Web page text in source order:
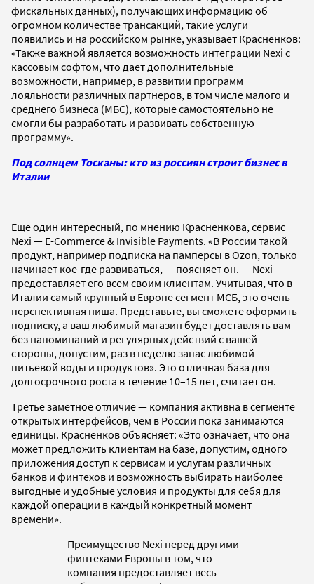
фискальных данных), получающих информацию об
огромном количестве трансакций, такие услуги
появились и на российском рынке, указывает Красненков:
«Также важной является возможность интеграции Nexi с
кассовым софтом, что дает дополнительные
возможности, например, в развитии программ
лояльности различных партнеров, в том числе малого и
среднего бизнеса (МБС), которые самостоятельно не
смогли бы разработать и развивать собственную
программу».
Под солнцем Тосканы: кто из россиян строит бизнес в
Италии
Еще один интересный, по мнению Красненкова, сервис
Nexi — E-Commerce & Invisible Payments. «В России такой
продукт, например подписка на памперсы в Ozon, только
начинает кое-где развиваться, — поясняет он. — Nexi
предоставляет его всем своим клиентам. Учитывая, что в
Италии самый крупный в Европе сегмент МСБ, это очень
перспективная ниша. Представьте, вы сможете оформить
подписку, а ваш любимый магазин будет доставлять вам
без напоминаний и регулярных действий с вашей
стороны, допустим, раз в неделю запас любимой
питьевой воды и продуктов». Это отличная база для
долгосрочного роста в течение 10–15 лет, считает он.
Третье заметное отличие — компания активна в сегменте
открытых интерфейсов, чем в России пока занимаются
единицы. Красненков объясняет: «Это означает, что она
может предложить клиентам на базе, допустим, одного
приложения доступ к сервисам и услугам различных
банков и финтехов и возможность выбирать наиболее
выгодные и удобные условия и продукты для себя для
каждой операции в каждый конкретный момент
времени».
Преимущество Nexi перед другими
финтехами Европы в том, что
компания предоставляет весь